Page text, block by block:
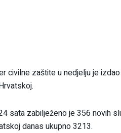
civilne zaštite u nedjelju je
sata zabilježeno je 356 novih
danas ukupno 3213.